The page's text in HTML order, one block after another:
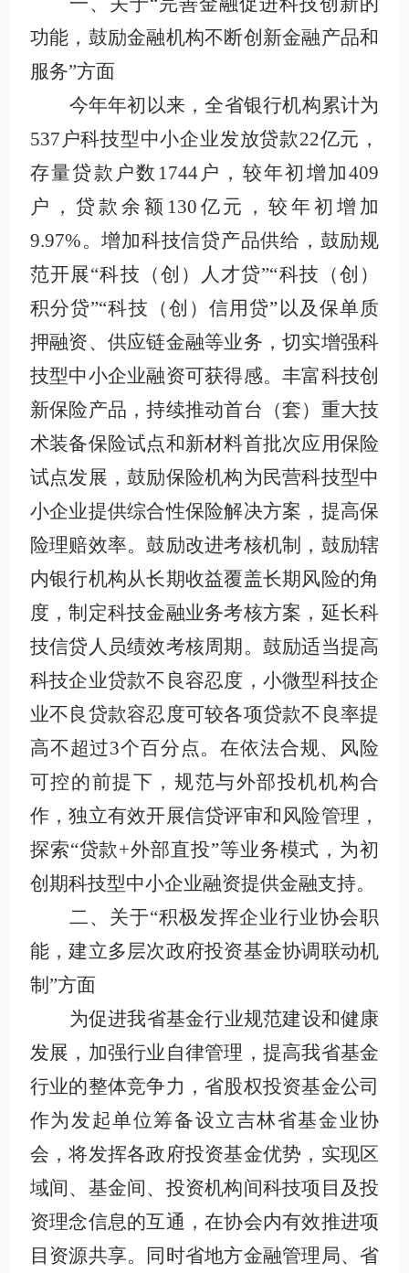
功能，鼓励金融机构不断创新金融产品和
服务”方面
今年年初以来，全省银行机构累计为
537户科技型中小企业发放贷款22亿元，
存量贷款户数1744户，较年初增加409
户，贷款余额130亿元，较年初增加
9.97%。增加科技信贷产品供给，鼓励规
范开展“科技（创）人才贷”“科技（创）
积分贷”“科技（创）信用贷”以及保单质
押融资、供应链金融等业务，切实增强科
技型中小企业融资可获得感。丰富科技创
新保险产品，持续推动首台（套）重大技
术装备保险试点和新材料首批次应用保险
试点发展，鼓励保险机构为民营科技型中
小企业提供综合性保险解决方案，提高保
险理赔效率。鼓励改进考核机制，鼓励辖
内银行机构从长期收益覆盖长期风险的角
度，制定科技金融业务考核方案，延长科
技信贷人员绩效考核周期。鼓励适当提高
科技企业贷款不良容忍度，小微型科技企
业不良贷款容忍度可较各项贷款不良率提
高不超过3个百分点。在依法合规、风险
可控的前提下，规范与外部投机机构合
作，独立有效开展信贷评审和风险管理，
探索“贷款+外部直投”等业务模式，为初
创期科技型中小企业融资提供金融支持。
二、关于“积极发挥企业行业协会职
能，建立多层次政府投资基金协调联动机
制”方面
为促进我省基金行业规范建设和健康
发展，加强行业自律管理，提高我省基金
行业的整体竞争力，省股权投资基金公司
作为发起单位筹备设立吉林省基金业协
会，将发挥各政府投资基金优势，实现区
域间、基金间、投资机构间科技项目及投
资理念信息的互通，在协会内有效推进项
目资源共享。同时省地方金融管理局、省